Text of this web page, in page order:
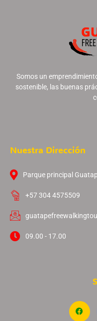
Somos un
sostenible, las buenas
Nuestra Dirección
Parque principal
+57 304 4575509
09.00 - 17.00